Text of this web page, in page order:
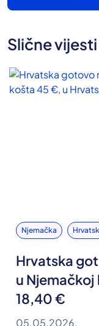
Slične vijesti
Njemačka
Hrvatska
u
18,40 €
05.05.2026.